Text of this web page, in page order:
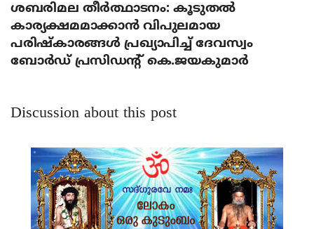
ശബരിമല തീര്‍ത്ഥാടനം: കൂടുതല്‍
കാര്യക്ഷമമാക്കാന്‍ വിപുലമായ
പരിഷ്‌കാരങ്ങള്‍ പ്രഖ്യാപിച്ച് ദേവസ്വം
ബോര്‍ഡ് പ്രസിഡന്റ് കെ.ജയകുമാര്‍
Discussion about this post